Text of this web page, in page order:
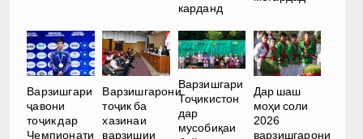
карданд
Варзишгари
ҷавони
тоҷик дар
Чемпионати
Варзишгарони
тоҷик ба
хазинаи
варзишии
Варзишгари
Тоҷикистон
дар
мусобиқаи
Дар шаш
моҳи соли
2026
варзишгарони